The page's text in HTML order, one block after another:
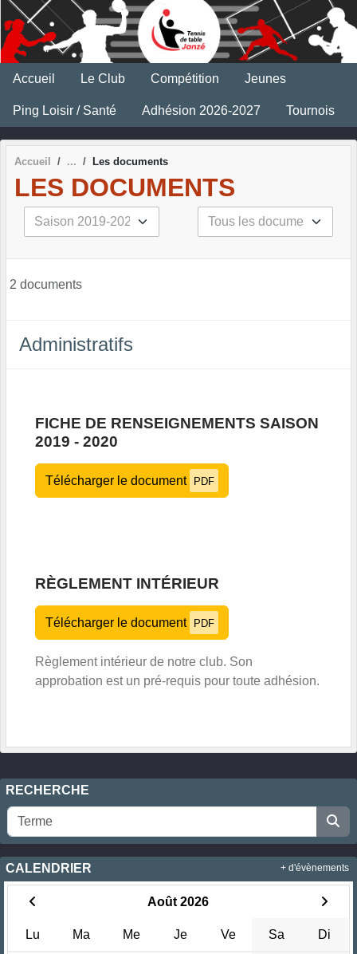
Accueil Le Club Compétition Jeunes
Ping Loisir / Santé Adhésion 2026-2027 Tournois
Accueil Les documents
LES DOCUMENTS
2 documents
Administratifs
FICHE DE RENSEIGNEMENTS SAISON
2019 - 2020
Télécharger le document PDF
RÈGLEMENT INTÉRIEUR
Télécharger le document PDF
Règlement intérieur de notre club. Son
approbation est un pré-requis pour toute adhésion.
RECHERCHE
CALENDRIER
Août 2026
Lu Ma Me Je Ve Sa Di
+ d'évènements
Panneau de gestion des cookies